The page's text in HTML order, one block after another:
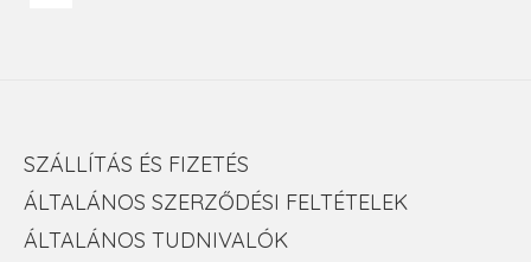
SZÁLLÍTÁS ÉS FIZETÉS
ÁLTALÁNOS SZERZŐDÉSI FELTÉTELEK
ÁLTALÁNOS TUDNIVALÓK